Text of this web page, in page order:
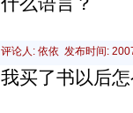
评论人: 依依 发布时间:
我买了书以后